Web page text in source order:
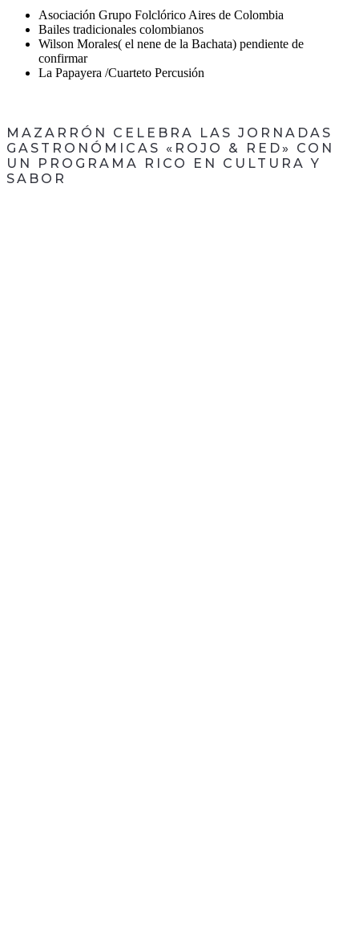
Asociación Grupo Folclórico Aires de Colombia
Bailes tradicionales colombianos
Wilson Morales( el nene de la Bachata) pendiente de
confirmar
La Papayera /Cuarteto Percusión
MAZARRÓN CELEBRA LAS JORNADAS
GASTRONÓMICAS «ROJO & RED» CON
UN PROGRAMA RICO EN CULTURA Y
SABOR